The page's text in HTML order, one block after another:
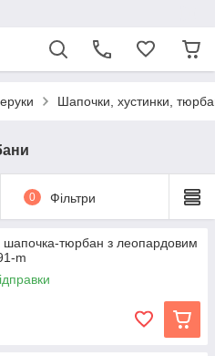
Шапочки, хустинки,
0 Фільтри
тюрбан з леопардовим
m